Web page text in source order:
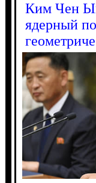
Ким Чен
ядерный